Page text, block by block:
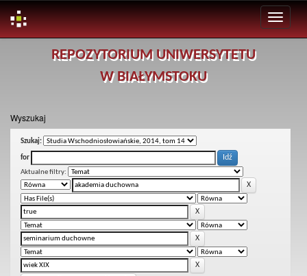
REPOZYTORIUM UNIWERSYTETU
W BIAŁYMSTOKU
Wyszukaj
Szukaj:
for
Aktualne filtry: